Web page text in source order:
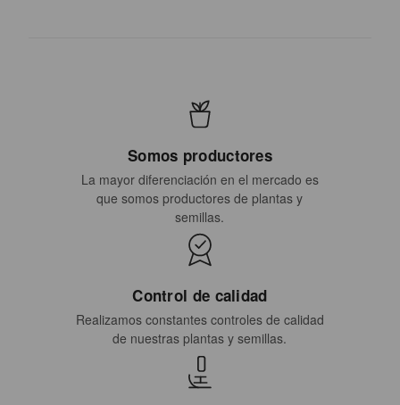
Somos productores
La mayor diferenciación en el mercado es
que somos productores de plantas y
semillas.
Control de calidad
Realizamos constantes controles de calidad
de nuestras plantas y semillas.